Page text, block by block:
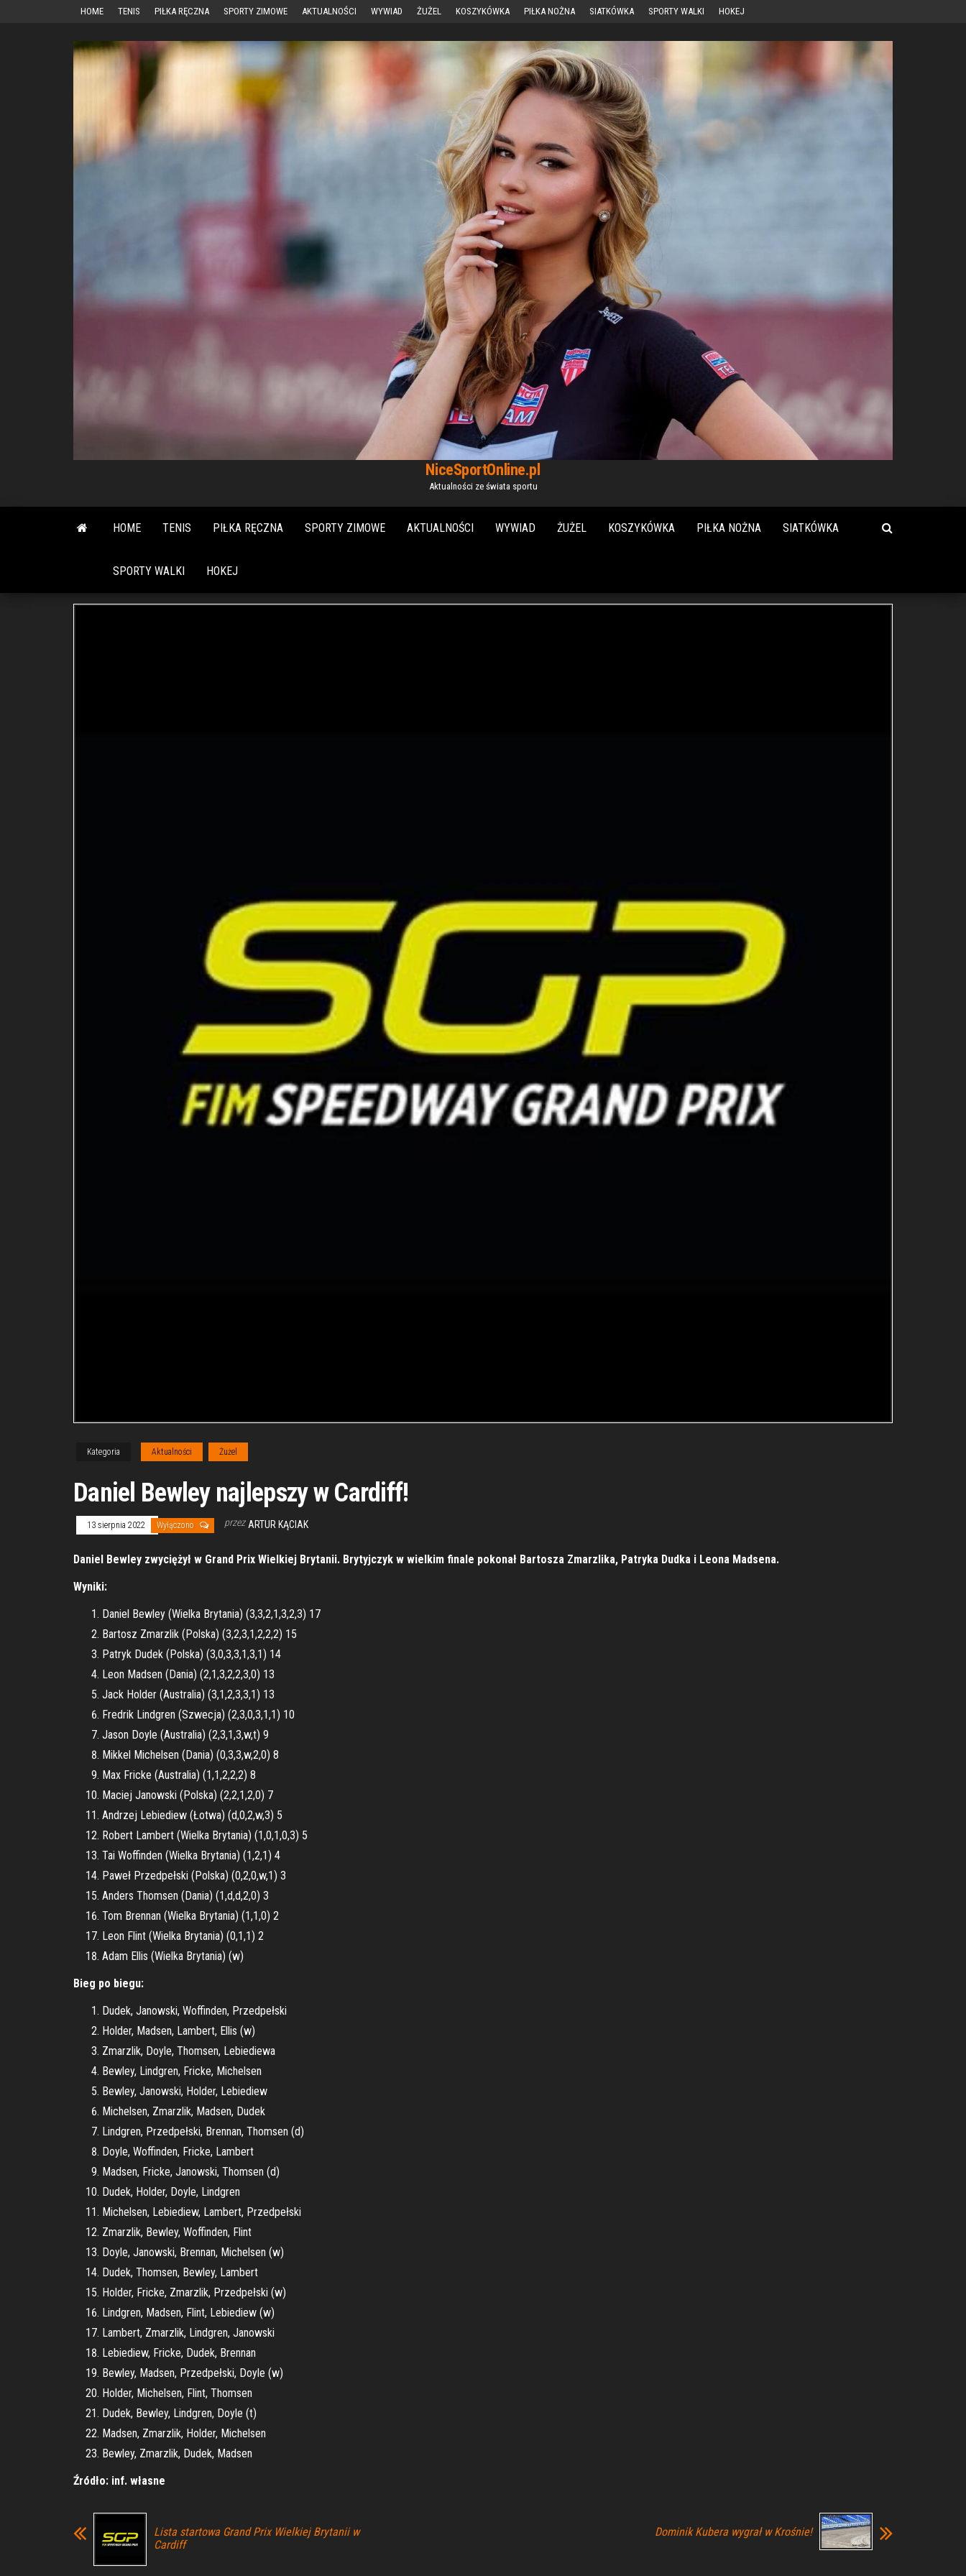
HOME TENIS PIŁKA RĘCZNA SPORTY ZIMOWE AKTUALNOŚCI WYWIAD ŻUŻEL KOSZYKÓWKA PIŁKA NOŻNA SIATKÓWKA SPORTY WALKI HOKEJ
NiceSportOnline.pl
Aktualności ze świata sportu
HOME TENIS PIŁKA RĘCZNA SPORTY ZIMOWE AKTUALNOŚCI WYWIAD ŻUŻEL KOSZYKÓWKA PIŁKA NOŻNA SIATKÓWKA
SPORTY WALKI HOKEJ
Kategoria Aktualności Żużel
Daniel Bewley najlepszy w Cardiff!
13 sierpnia 2022 Wyłączono przez ARTUR KĄCIAK
Daniel Bewley zwyciężył w Grand Prix Wielkiej Brytanii. Brytyjczyk w wielkim finale pokonał Bartosza Zmarzlika, Patryka Dudka i Leona Madsena.
Wyniki:
Daniel Bewley (Wielka Brytania) (3,3,2,1,3,2,3) 17
Bartosz Zmarzlik (Polska) (3,2,3,1,2,2,2) 15
Patryk Dudek (Polska) (3,0,3,3,1,3,1) 14
Leon Madsen (Dania) (2,1,3,2,2,3,0) 13
Jack Holder (Australia) (3,1,2,3,3,1) 13
Fredrik Lindgren (Szwecja) (2,3,0,3,1,1) 10
Jason Doyle (Australia) (2,3,1,3,w,t) 9
Mikkel Michelsen (Dania) (0,3,3,w,2,0) 8
Max Fricke (Australia) (1,1,2,2,2) 8
Maciej Janowski (Polska) (2,2,1,2,0) 7
Andrzej Lebiediew (Łotwa) (d,0,2,w,3) 5
Robert Lambert (Wielka Brytania) (1,0,1,0,3) 5
Tai Woffinden (Wielka Brytania) (1,2,1) 4
Paweł Przedpełski (Polska) (0,2,0,w,1) 3
Anders Thomsen (Dania) (1,d,d,2,0) 3
Tom Brennan (Wielka Brytania) (1,1,0) 2
Leon Flint (Wielka Brytania) (0,1,1) 2
Adam Ellis (Wielka Brytania) (w)
Bieg po biegu:
Dudek, Janowski, Woffinden, Przedpełski
Holder, Madsen, Lambert, Ellis (w)
Zmarzlik, Doyle, Thomsen, Lebiediewa
Bewley, Lindgren, Fricke, Michelsen
Bewley, Janowski, Holder, Lebiediew
Michelsen, Zmarzlik, Madsen, Dudek
Lindgren, Przedpełski, Brennan, Thomsen (d)
Doyle, Woffinden, Fricke, Lambert
Madsen, Fricke, Janowski, Thomsen (d)
Dudek, Holder, Doyle, Lindgren
Michelsen, Lebiediew, Lambert, Przedpełski
Zmarzlik, Bewley, Woffinden, Flint
Doyle, Janowski, Brennan, Michelsen (w)
Dudek, Thomsen, Bewley, Lambert
Holder, Fricke, Zmarzlik, Przedpełski (w)
Lindgren, Madsen, Flint, Lebiediew (w)
Lambert, Zmarzlik, Lindgren, Janowski
Lebiediew, Fricke, Dudek, Brennan
Bewley, Madsen, Przedpełski, Doyle (w)
Holder, Michelsen, Flint, Thomsen
Dudek, Bewley, Lindgren, Doyle (t)
Madsen, Zmarzlik, Holder, Michelsen
Bewley, Zmarzlik, Dudek, Madsen
Źródło: inf. własne
Lista startowa Grand Prix Wielkiej Brytanii w
Cardiff
Dominik Kubera wygrał w Krośnie!